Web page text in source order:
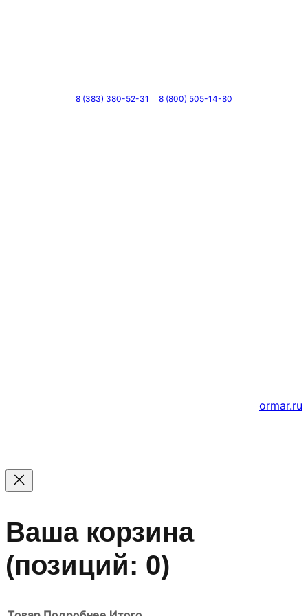
8 (383) 380-52-31 8 (800) 505-14-80
ormar.ru
Ваша корзина
(позиций: 0)